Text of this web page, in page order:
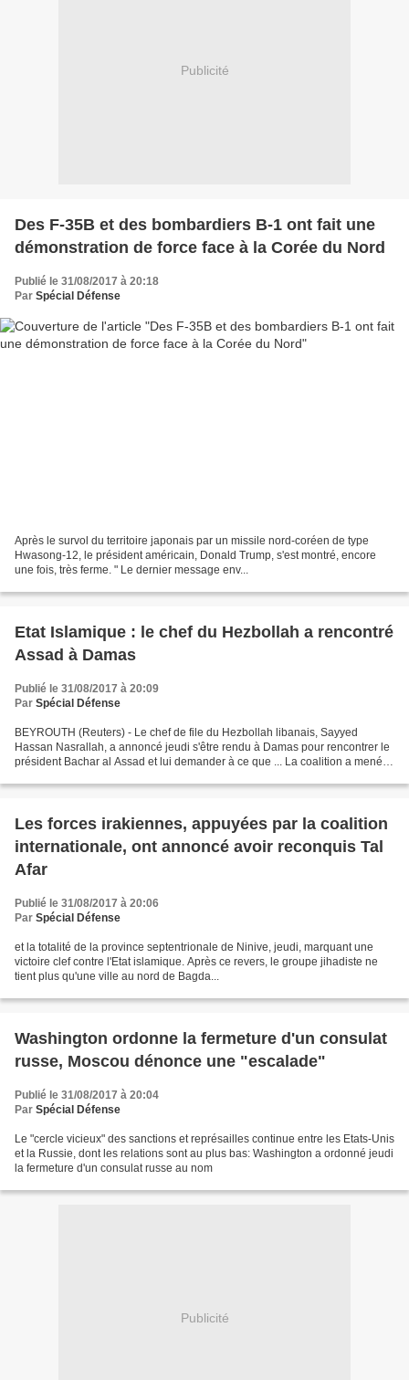
Publicité
Des F-35B et des bombardiers B-1 ont fait une
démonstration de force face à la Corée du Nord
Publié le 31/08/2017 à 20:18
Par Spécial Défense
Après le survol du territoire japonais par un missile nord-coréen de type
Hwasong-12, le président américain, Donald Trump, s'est montré, encore
une fois, très ferme. " Le dernier message env...
Etat Islamique : le chef du Hezbollah a rencontré
Assad à Damas
Publié le 31/08/2017 à 20:09
Par Spécial Défense
BEYROUTH (Reuters) - Le chef de file du Hezbollah libanais, Sayyed
Hassan Nasrallah, a annoncé jeudi s'être rendu à Damas pour rencontrer le
président Bachar al Assad et lui demander à ce que ... La coalition a mené
Les forces irakiennes, appuyées par la coalition
internationale, ont annoncé avoir reconquis Tal
Afar
Publié le 31/08/2017 à 20:06
Par Spécial Défense
et la totalité de la province septentrionale de Ninive, jeudi, marquant une
victoire clef contre l'Etat islamique. Après ce revers, le groupe jihadiste ne
tient plus qu'une ville au nord de Bagda...
Washington ordonne la fermeture d'un consulat
russe, Moscou dénonce une "escalade"
Publié le 31/08/2017 à 20:04
Par Spécial Défense
Le "cercle vicieux" des sanctions et représailles continue entre les Etats-Unis
et la Russie, dont les relations sont au plus bas: Washington a ordonné jeudi
la fermeture d'un consulat russe au nom
Publicité